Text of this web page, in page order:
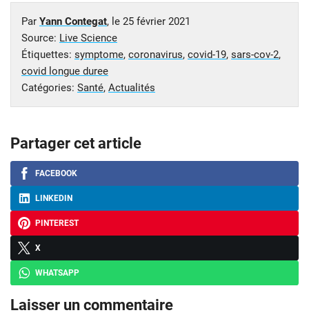
Par Yann Contegat, le 25 février 2021
Source: Live Science
Étiquettes: symptome, coronavirus, covid-19, sars-cov-2,
covid longue duree
Catégories: Santé, Actualités
Partager cet article
FACEBOOK
LINKEDIN
PINTEREST
X
WHATSAPP
Laisser un commentaire